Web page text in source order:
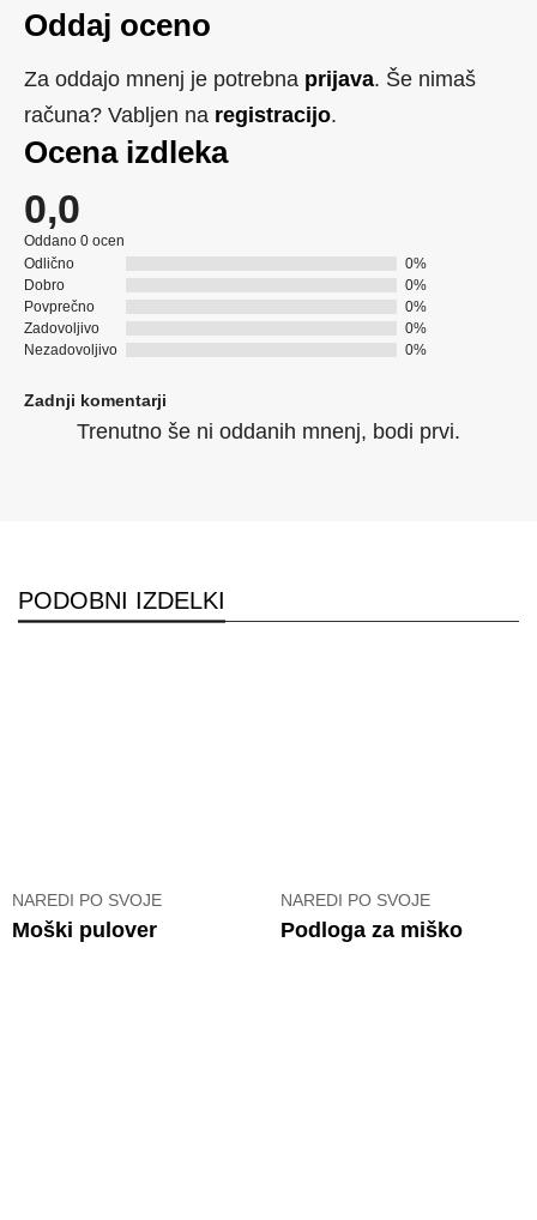
Oddaj oceno
Za oddajo mnenj je potrebna prijava. Še nimaš
računa? Vabljen na registracijo.
Ocena izdleka
0,0
Oddano 0 ocen
Odlično
0%
Dobro
0%
Povprečno
0%
Zadovoljivo
0%
Nezadovoljivo
0%
Zadnji komentarji
Trenutno še ni oddanih mnenj, bodi prvi.
PODOBNI IZDELKI
NAREDI PO SVOJE
Moški pulover
NAREDI PO SVOJE
Podloga za miško